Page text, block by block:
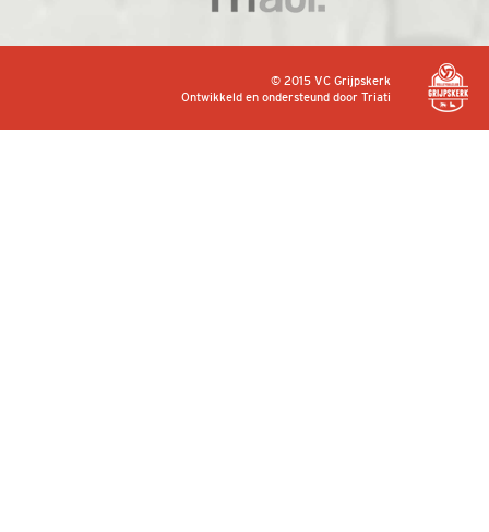
© 2015 VC Grijpskerk
Ontwikkeld en ondersteund doorTriati